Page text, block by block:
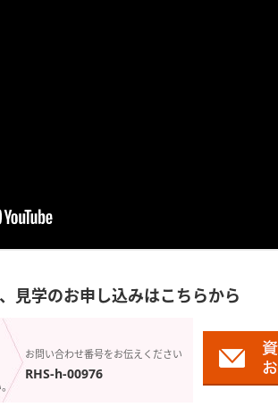
見学のお申し込みはこちらから
お問い合わせ番号をお伝えください
RHS-h-00976